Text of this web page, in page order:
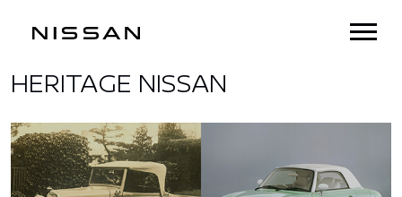
HERITAGE NISSAN